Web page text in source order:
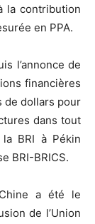
la contribution
en PPA.
l’annonce de
financières
de dollars pour
dans tout
BRI à Pékin
BRI-BRICS.
a été le
de l’Union